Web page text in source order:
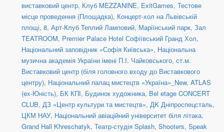
виставковий центр, Клуб MEZZANINE, ExitGames, Тестове
місце проведення (Площадка), Концерт-хол на Львівській
площі, 8, Арт-Клуб Теплий Ламповий, Маріїнський парк, Зал
TEATROOM, Premier Palace Hotel Софіївський Гранд Хол,
Національний заповідник «Софія Київська», Національна
музична академія України імені П.І. Чайковського, ст.м.
Виставковий центр (біля головного входу до Виставкового
центру), Національний палац мистецтв «Україна»_New, ATLAS
(ex-Юність), БК КПІ, Будинок художника, Bel etage CONCERT
CLUB, ДЗ «Центр культури та мистецтв», ДK Дніпроспецсталь,
ЦКМ НАУ, Національний авіаційний університет біля літака,
Grand Hall Khreschatyk, Театр-студія Splash, Shooters, Speak